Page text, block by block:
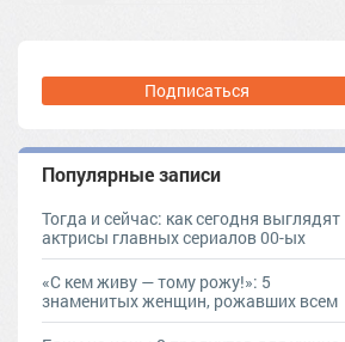
Подписаться
Популярные записи
Тогда и сейчас: как сегодня выглядят
актрисы главных сериалов 00-ых
«С кем живу — тому рожу!»: 5
знаменитых женщин, рожавших всем